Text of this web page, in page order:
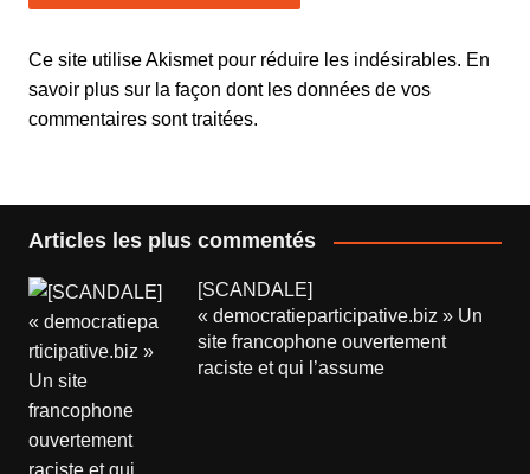
Ce site utilise Akismet pour réduire les indésirables. En
savoir plus sur la façon dont les données de vos
commentaires sont traitées.
Articles les plus commentés
[SCANDALE]
« democratieparticipative.biz » Un
site francophone ouvertement
raciste et qui l’assume